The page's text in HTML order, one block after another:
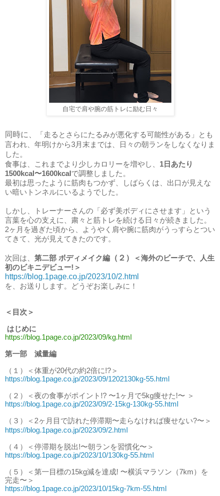
自宅で肩や腕の筋トレに励む日々
同時に、
「走るとさらにたるみが悪化する可能性がある」とも
言われ、年明けから3月末までは、日々の朝ランをしなくなりま
した。
食事は、これまでより少しカロリーを増やし、 1日あたり
1500kcal〜1600kcal で調整しました。
最初は思ったように筋肉もつかず、しばらくは、出口が見えな
い暗いトンネルにいるようでした。
しかし、トレーナーさんの「必ず美ボディにさせます」という
言葉を心の支えに、粛々と筋トレを続ける日々が続きました。
2ヶ月を過ぎた頃から、ようやく肩や腕に筋肉がうっすらとつい
てきて、光が見えてきたのです。
次回は、 第二部 ボディメイク編 （２） ＜海外のビーチで、人生
初のビキニデビュー! ＞
https://blog.1page.co.jp/2023/10/2.html
を、お送りします。どうぞお楽しみに！
＜目次＞
はじめに
https://blog.1page.co.jp/2023/09/kg.html
第一部 減量編
（１）＜体重が20代の約2倍に!?＞
https://blog.1page.co.jp/2023/09/1202130kg-55.html
（２）＜夜の食事がポイント!? 〜1ヶ月で5kg痩せた!〜 ＞
https://blog.1page.co.jp/2023/09/2-15kg-130kg-55.html
（３）＜2ヶ月目で訪れた停滞期〜走らなければ痩せない?〜＞
https://blog.1page.co.jp/2023/09/2.html
（４）＜停滞期を脱出!〜朝ランを習慣化〜＞
https://blog.1page.co.jp/2023/10/130kg-55.html
（５）＜第一目標の15kg減を達成! 〜横浜マラソン（7km）を
完走〜＞
https://blog.1page.co.jp/2023/10/15kg-7km-55.html